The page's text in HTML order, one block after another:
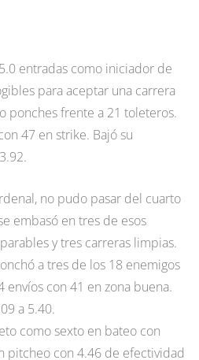
entradas como iniciador de
para aceptar una carrera
ponches frente a 21 toleteros.
47 en strike. Bajó su
no pudo pasar del cuarto
embasó en tres de esos
y tres carreras limpias.
a tres de los 18 enemigos
con 41 en zona buena.
a 5.40.
como sexto en bateo con
pitcheo con 4.46 de efectividad